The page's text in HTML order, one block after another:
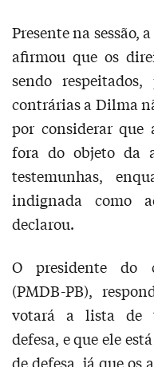
Presente na sessão,
afirmou que os
sendo
contrárias a Dilma
por considerar que
fora do objeto da
testemunhas,
indignada como
declarou.
O presidente do
(PMDB-PB),
votará a lista de
defesa, e que ele
de defesa, já que os